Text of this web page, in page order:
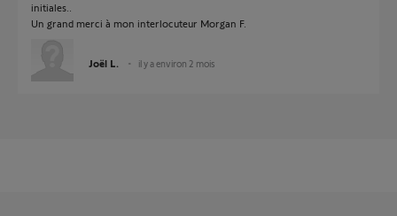
initiales..
Un grand merci à mon interlocuteur Morgan F.
Joël L. il y a environ 2 mois